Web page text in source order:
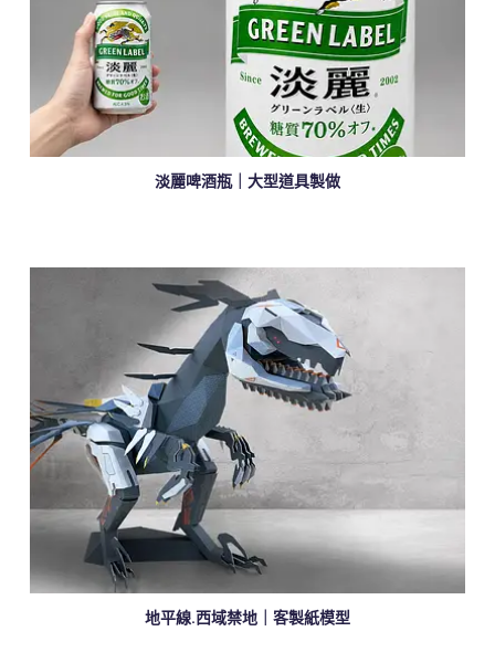
淡麗啤酒瓶｜大型道具製做
地平線.西域禁地｜客製紙模型